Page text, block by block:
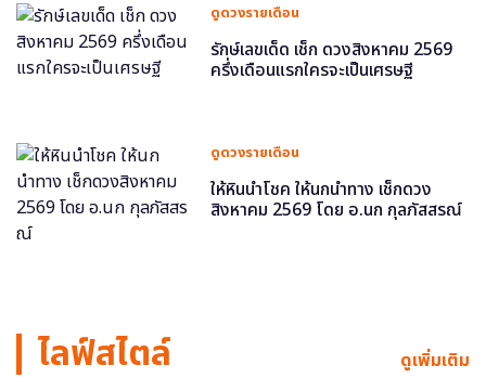
ดูดวงรายเดือน
รักษ์เลขเด็ด เช็ก ดวงสิงหาคม 2569
ครึ่งเดือนแรกใครจะเป็นเศรษฐี
ดูดวงรายเดือน
ให้หินนำโชค ให้นกนำทาง เช็กดวง
สิงหาคม 2569 โดย อ.นก กุลภัสสรณ์
ไลฟ์สไตล์ ดูเพิ่มเติม